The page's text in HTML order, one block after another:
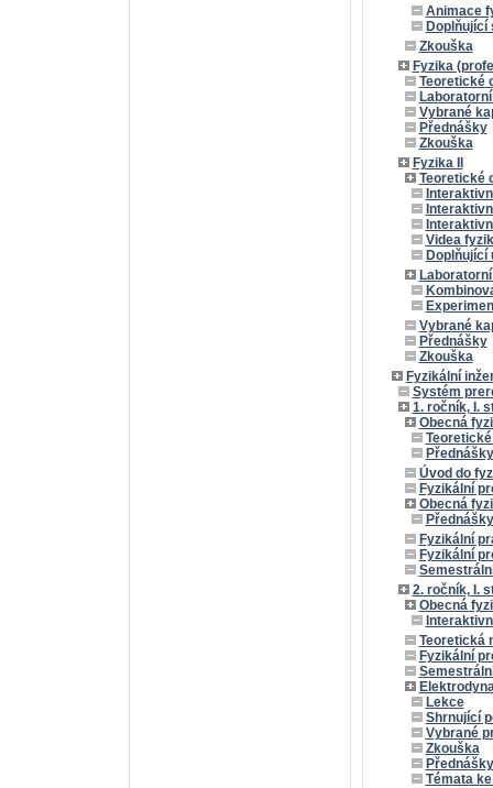
Animace
Doplňující
Zkouška
Fyzika
Teoretické
Vybrané
Přednášky
Zkouška
Fyzika II
Teoretické
Videa
Doplňující
Vybrané
Přednášky
Zkouška
Fyzikální
Systém
1. ročník, I.
Obecná
Přednášky
Úvod do
Fyzikální
Obecná
Přednášky
Fyzikální
Fyzikální
2. ročník, I.
Obecná
Teoretická
Fyzikální
Lekce
Shrnující
Vybrané
Zkouška
Přednášky
Témata